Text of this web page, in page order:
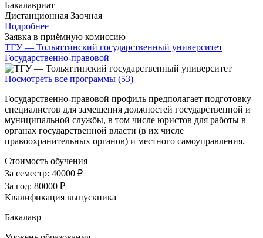
Бакалавриат
Дистанционная Заочная
Подробнее
Заявка в приёмную комиссию
ТГУ — Тольяттинский государственный университет
Государственно-правовой
Посмотреть все программы (53)
Государственно-правовой профиль предполагает подготовку
специалистов для замещения должностей государственной и
муниципальной службы, в том числе юристов для работы в
органах государственной власти (в их числе
правоохранительных органов) и местного самоуправления.
Стоимость обучения
За семестр: 40000 ₽
За год: 80000 ₽
Квалификация выпускника
Бакалавр